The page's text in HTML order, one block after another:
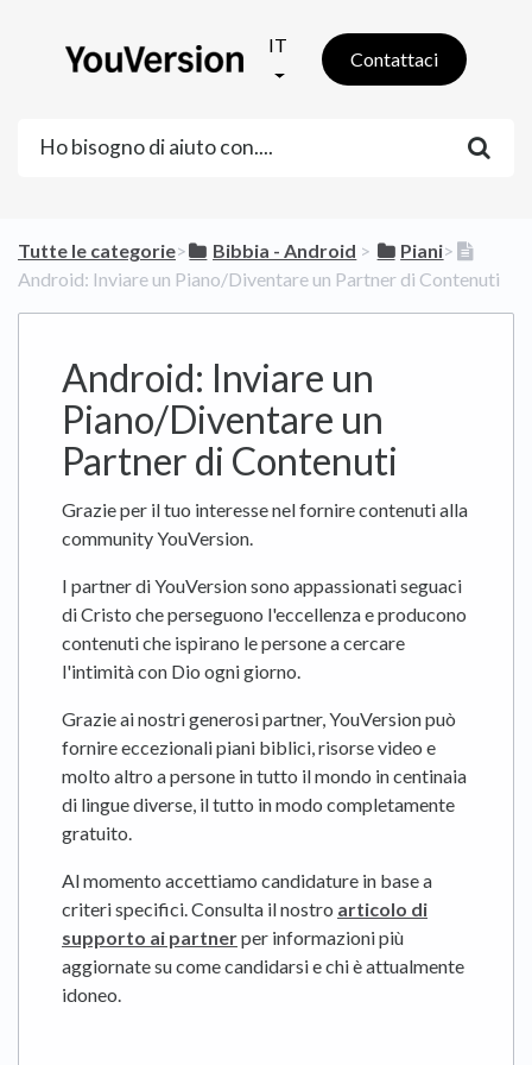
IT
Contattaci
Tutte le categorie​>​ ​Bibbia - Android ​ > ​ ​Piani​>​
Android: Inviare un Piano/Diventare un Partner di Contenuti
Android: Inviare un
Piano/Diventare un
Partner di Contenuti
Grazie per il tuo interesse nel fornire contenuti alla
community YouVersion.
I partner di YouVersion sono appassionati seguaci
di Cristo che perseguono l'eccellenza e producono
contenuti che ispirano le persone a cercare
l'intimità con Dio ogni giorno.
Grazie ai nostri generosi partner, YouVersion può
fornire eccezionali piani biblici, risorse video e
molto altro a persone in tutto il mondo in centinaia
di lingue diverse, il tutto in modo completamente
gratuito.
Al momento accettiamo candidature in base a
criteri specifici. Consulta il nostro articolo di
supporto ai partnerper informazioni più
aggiornate su come candidarsi e chi è attualmente
idoneo.